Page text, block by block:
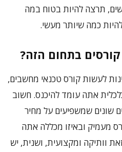
תרצה להיות בטוח במה
כמה שיותר מעשי.
בתחום הזה?
לעשות קורס טכנאי מחשבים,
אתה עומד להיכנס. חשוב
שונים שמשפיעים על מחיר
מעמיק ובאיזו מכללה אתה
וותיקה ומקצועית, ושנית, יש